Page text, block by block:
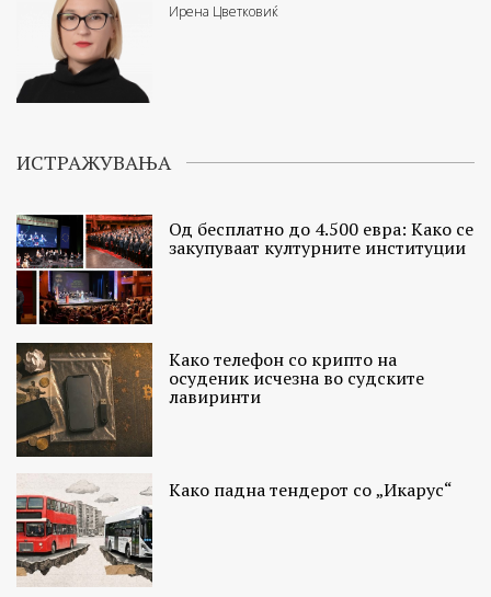
Ирена Цветковиќ
ИСТРАЖУВАЊА
Од бесплатно до 4.500 евра: Како се
закупуваат културните институции
Како телефон со крипто на
осуденик исчезна во судските
лавиринти
Како падна тендерот со „Икарус“